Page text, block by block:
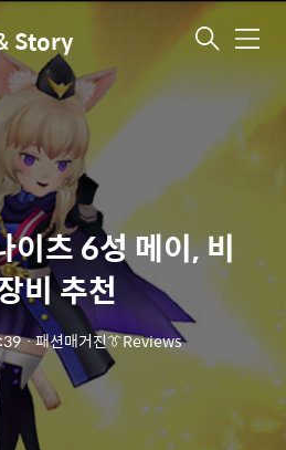
Story 메
뉴
이츠 6성 메이, 비
비 추천
ㆍ패션매거진👔Reviews